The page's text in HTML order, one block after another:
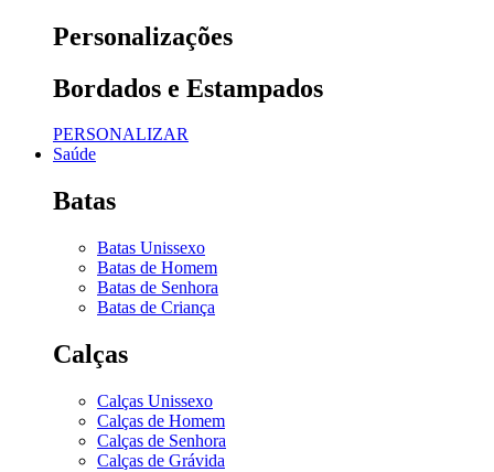
Personalizações
Bordados e Estampados
PERSONALIZAR
Saúde
Batas
Batas Unissexo
Batas de Homem
Batas de Senhora
Batas de Criança
Calças
Calças Unissexo
Calças de Homem
Calças de Senhora
Calças de Grávida